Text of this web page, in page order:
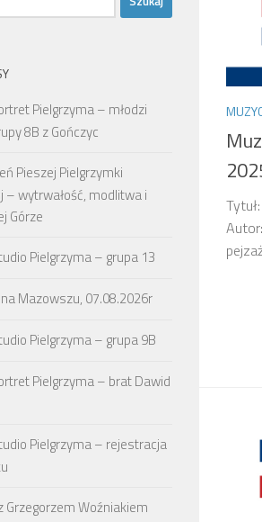
Pielgrzyma – młodzi
8B z Gończyc
Pieszej Pielgrzymki
– wytrwałość, modlitwa i
Górze
Pielgrzyma – grupa 13
na Mazowszu, 07.08.2026r
Pielgrzyma – grupa 9B
Pielgrzyma – brat Dawid
Pielgrzyma – rejestracja
Grzegorzem Woźniakiem